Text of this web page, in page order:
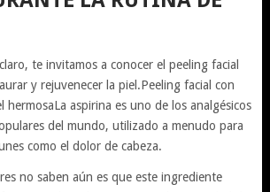
te invitamos a conocer el peeling facial
y rejuvenecer la piel.Peeling facial con
hermosaLa aspirina es uno de los analgésicos
del mundo, utilizado a menudo para
como el dolor de cabeza.
no saben aún es que este ingrediente